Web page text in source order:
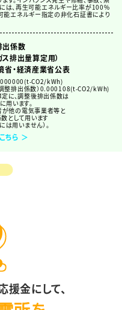
は、再生可能エネルギー比率が100%
能エネルギー指定の非化石証書により
出係数
排出量算定用）
・経済産業省公表
CO2/kWh)
整排出係数）0.000108(t-CO2/kWh)
に、調整後排出係数は
います。
他の電気事業者等と
として用います
用いません）。
ちら ＞
金にして、